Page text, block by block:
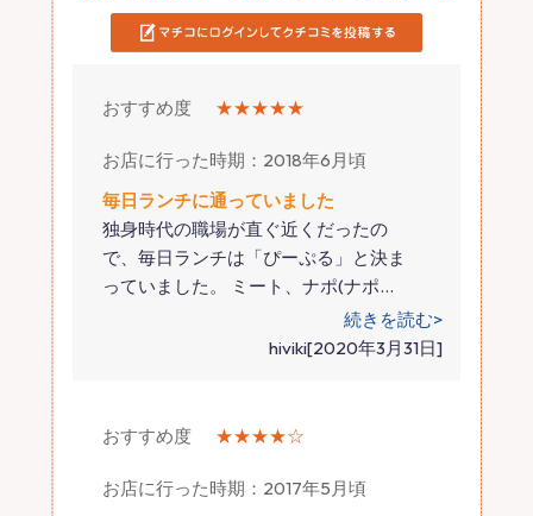
おすすめ度 ★★★★★
お店に行った時期：2018年6月頃
毎日ランチに通っていました
独身時代の職場が直ぐ近くだったの
で、毎日ランチは「ぴーぷる」と決ま
っていました。 ミート、ナポ(ナポ…
続きを読む>
hiviki[2020年3月31日]
おすすめ度 ★★★★☆
お店に行った時期：2017年5月頃